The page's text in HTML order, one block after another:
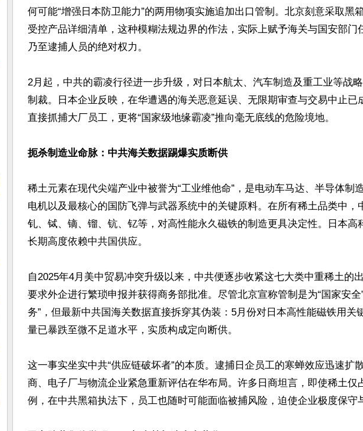
何可能“增强日本防卫能力”的两用物项实施追加出口管制。北京刻意采取黑
受控产品详细清单，这种模糊法规边界的作法，实际上赋予海关与国安部门
乃至逮捕人员的绝对权力。
2月起，中共的霸凌行径进一步升级，对日本航太、汽车制造及重工业等战
制裁。日本企业反映，在华遭遇的海关恶意延误、无限期审查与交易中止已
直接抓捕大厂员工，更将“国家级地缘霸凌”推向毫无底线的危险境地。
扼杀制造业命脉：中共海关数据踢爆实质断供
稀土元素在现代尖端产业中被誉为“工业维他命”，是电动车马达、半导体制
电机以及最核心的国防飞弹与武器系统中的关键原料。在所有稀土品类中，
钆、铽、镝、镏、钪、钇等，对高性能永久磁铁的制造更具决定性。日本高
长期高度依赖中共国供应。
自2025年4月美中贸易冲突升级以来，中共便逐步收紧这七大类中重稀土的
要求外企进行繁琐申报并获得商务部批准。尽管北京宣称管制是为“国家安全
务”，但最新中共国海关数据直接拆穿其伪装：5月份对日本高性能磁铁用关
量已暴跌至微不足道水平，实质构成定向断供。
这一事实坐实中共“供应链破坏者”的本质。逮捕日企员工的寒蝉效应迅速扩
商、电子厂与物流企业紧急重新评估在华布局。许多日商坦言，即使稀土仅
例，在中共黑箱执法下，员工也随时可能面临被捕风险，迫使企业极度保守